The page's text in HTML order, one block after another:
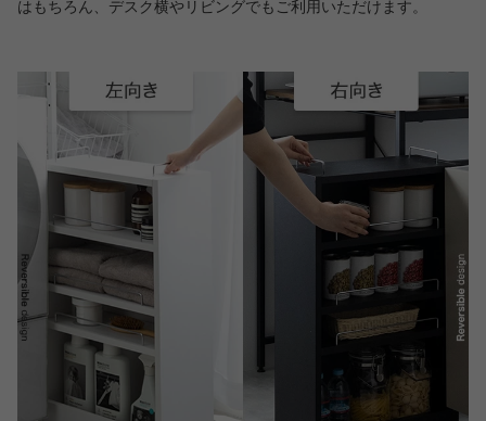
はもちろん、デスク横やリビングでもご利用いただけます。